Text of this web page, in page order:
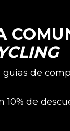
guías de
10% de